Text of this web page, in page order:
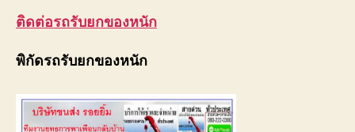
ติดต่อรถรับยกของหนัก
พิกัดรถรับยกของหนัก